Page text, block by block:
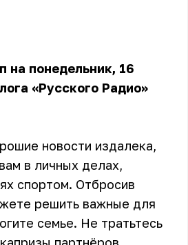
на понедельник, 16
«Русского Радио»
новости издалека,
в личных делах,
спортом. Отбросив
решить важные для
семье. Не тратьтесь